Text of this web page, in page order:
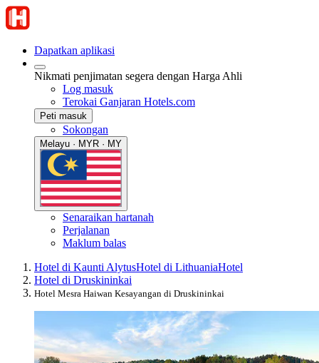
Dapatkan aplikasi
Nikmati penjimatan segera dengan Harga Ahli
Log masuk
Terokai Ganjaran Hotels.com
Peti masuk
Sokongan
Melayu · MYR · MY
Senaraikan hartanah
Perjalanan
Maklum balas
Hotel di Kaunti AlytusHotel di LithuaniaHotel
Hotel di Druskininkai
Hotel Mesra Haiwan Kesayangan di Druskininkai